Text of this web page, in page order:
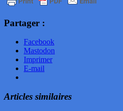
Partager :
Facebook
Mastodon
Imprimer
E-mail
Articles similaires